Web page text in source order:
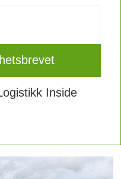
Inside